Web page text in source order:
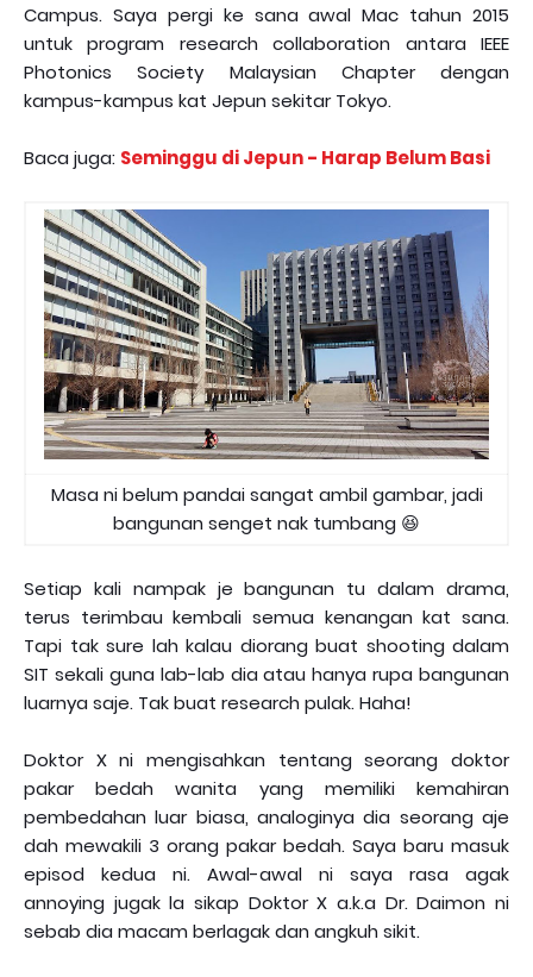
Campus. Saya pergi ke sana awal Mac tahun 2015
untuk program research collaboration antara IEEE
Photonics Society Malaysian Chapter dengan
kampus-kampus kat Jepun sekitar Tokyo.
Baca juga: Seminggu di Jepun - Harap Belum Basi
Masa ni belum pandai sangat ambil gambar, jadi
bangunan senget nak tumbang 😆
Setiap kali nampak je bangunan tu dalam drama,
terus terimbau kembali semua kenangan kat sana.
Tapi tak sure lah kalau diorang buat shooting dalam
SIT sekali guna lab-lab dia atau hanya rupa bangunan
luarnya saje. Tak buat research pulak. Haha!
Doktor X ni mengisahkan tentang seorang doktor
pakar bedah wanita yang memiliki kemahiran
pembedahan luar biasa, analoginya dia seorang aje
dah mewakili 3 orang pakar bedah. Saya baru masuk
episod kedua ni. Awal-awal ni saya rasa agak
annoying jugak la sikap Doktor X a.k.a Dr. Daimon ni
sebab dia macam berlagak dan angkuh sikit.